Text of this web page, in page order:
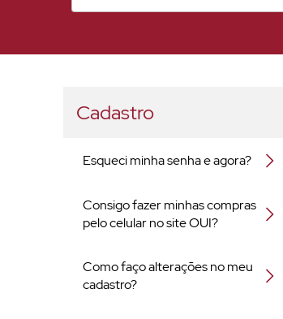
Cadastro
Esqueci minha senha e agora?
Consigo fazer minhas compras
pelo celular no site OUI?
Como faço alterações no meu
cadastro?